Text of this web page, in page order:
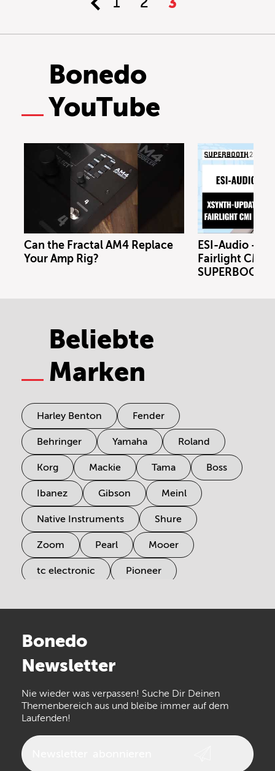
Bonedo
YouTube
Can the Fractal AM4 Replace
Your Amp Rig?
ESI-Audio -
Fairlight CMI
Beliebte
Marken
Harley Benton Fender
Behringer Yamaha Roland
Korg Mackie Tama Boss
Ibanez Gibson Meinl
Native Instruments Shure
Zoom Pearl Mooer
tc electronic Pioneer
Arturia
the t.bone
Walrus Audio Epiphone
Bonedo
Newsletter
Nie wieder was verpassen! Suche Dir Deinen
Themenbereich aus und bleibe immer auf dem
Laufenden!